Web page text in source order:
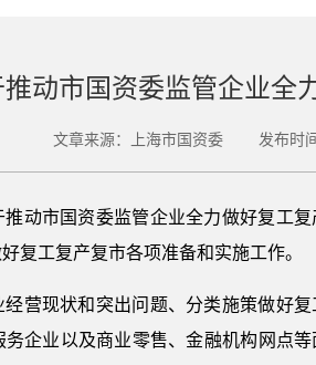
动市国资委监管企业全
文章来源：上海市国资委 发布时间
动市国资委监管企业全力做好复工
复工复产复市各项准备和实施工作。
营现状和突出问题、分类施策做好
企业以及商业零售、金融机构网点